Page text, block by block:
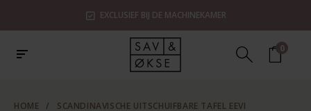
EXCLUSIEF BIJ DE MACHINEKAMER
0
HOME / SCANDINAVISCHE UITSCHUIFBARE TAFEL EEVI